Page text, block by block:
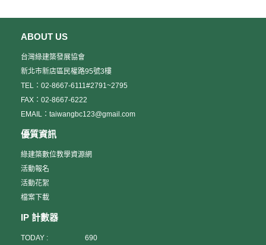
30休息14：3015：20成果驗收報告(二)50min 15：2015：30休息
時間 報名表請於下方下載，填寫完成請回傳至本會傳真：02-8667-
6222或Email：luewei@taiwangbc.org.tw
ABOUT US
台灣綠建築發展協會
新北市新店區民權路95號3樓
TEL：02-8667-6111#2791~2795
FAX：02-8667-6222
EMAIL：taiwangbc123@gmail.com
優質資訊
綠建築數位教學資源網
活動報名
活動花絮
檔案下載
IP 計數器
TODAY : 690